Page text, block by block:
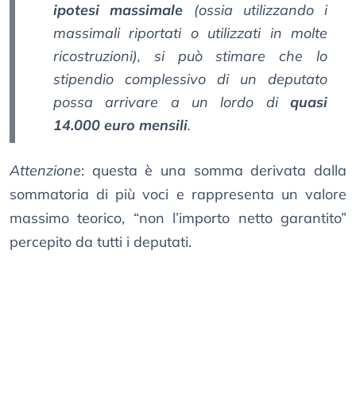
ipotesi massimale (ossia utilizzando i
massimali riportati o utilizzati in molte
ricostruzioni), si può stimare che lo
stipendio complessivo di un deputato
possa arrivare a un lordo di quasi
14.000 euro mensili.
Attenzione: questa è una somma derivata dalla
sommatoria di più voci e rappresenta un valore
massimo teorico, “non l’importo netto garantito”
percepito da tutti i deputati.